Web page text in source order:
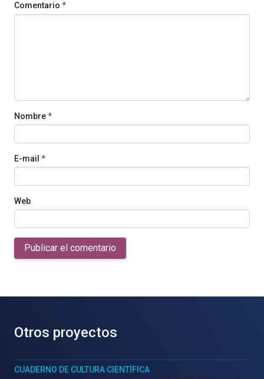
Comentario *
Nombre*
E-mail *
Web
Publicar el comentario
Otros proyectos
CUADERNO DE CULTURA CIENTÍFICA